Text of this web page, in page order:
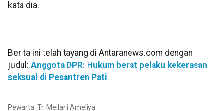
kata dia.
Berita ini telah tayang di Antaranews.com dengan
judul: Anggota DPR: Hukum berat pelaku kekerasan
seksual di Pesantren Pati
Pewarta: Tri Meilani Ameliya